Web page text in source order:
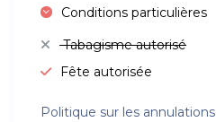
Conditions particulières
Tabagisme autorisé
Fête autorisée
Politique sur les annulations